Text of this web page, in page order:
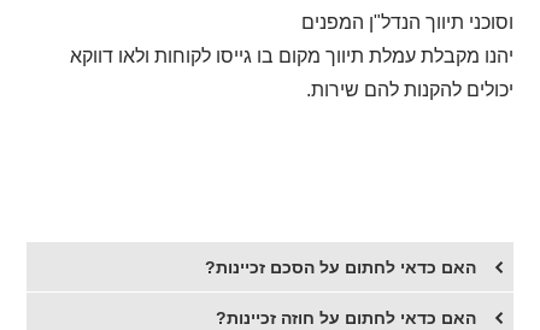
וסוכני תיווך הנדל"ן המפנים
יהנו מקבלת עמלת תיווך מקום בו גייסו לקוחות ולאו דווקא
יכולים להקנות להם שירות.
האם כדאי לחתום על הסכם זכיינות?
האם כדאי לחתום על חוזה זכיינות?